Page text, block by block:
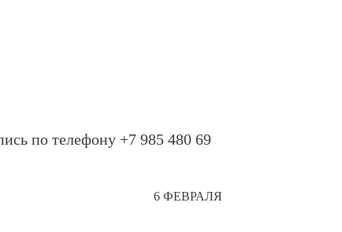
по телефону +7 985 480 69
6 ФЕВРАЛЯ